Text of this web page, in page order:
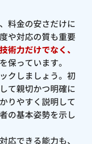
料金の安さだけに
や対応の質も重要
術力だけでなく、
保っています。
クしましょう。初
て親切かつ明確に
りやすく説明して
の基本姿勢を示し
応できる能力も、